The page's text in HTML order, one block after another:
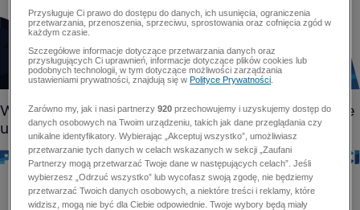
Przysługuje Ci prawo do dostępu do danych, ich usunięcia, ograniczenia
przetwarzania, przenoszenia, sprzeciwu, sprostowania oraz cofnięcia zgód w
każdym czasie.
Szczegółowe informacje dotyczące przetwarzania danych oraz
przysługujących Ci uprawnień, informacje dotyczące plików cookies lub
podobnych technologii, w tym dotyczące możliwości zarządzania
ustawieniami prywatności, znajdują się wPolityce Prywatności
Zarówno my, jak i nasi partnerzy920 przechowujemy i uzyskujemy dostęp do
danych osobowych na Twoim urządzeniu, takich jak dane przeglądania czy
unikalne identyfikatory. Wybierając „Akceptuj wszystko”, umożliwiasz
przetwarzanie tych danych w celach wskazanych w sekcji „Zaufani
Partnerzy mogą przetwarzać Twoje dane w następujących celach”. Jeśli
wybierzesz „Odrzuć wszystko” lub wycofasz swoją zgodę, nie będziemy
przetwarzać Twoich danych osobowych, a niektóre treści i reklamy, które
widzisz, mogą nie być dla Ciebie odpowiednie. Twoje wybory będą miały